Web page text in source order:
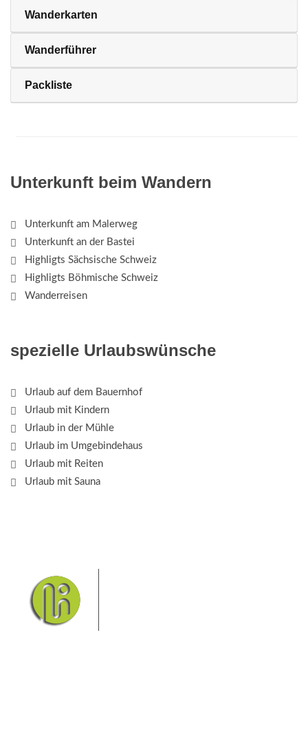
Wanderkarten
Wanderführer
Packliste
Unterkunft beim Wandern
Unterkunft am Malerweg
Unterkunft an der Bastei
Highligts Sächsische Schweiz
Highligts Böhmische Schweiz
Wanderreisen
spezielle Urlaubswünsche
Urlaub auf dem Bauernhof
Urlaub mit Kindern
Urlaub in der Mühle
Urlaub im Umgebindehaus
Urlaub mit Reiten
Urlaub mit Sauna